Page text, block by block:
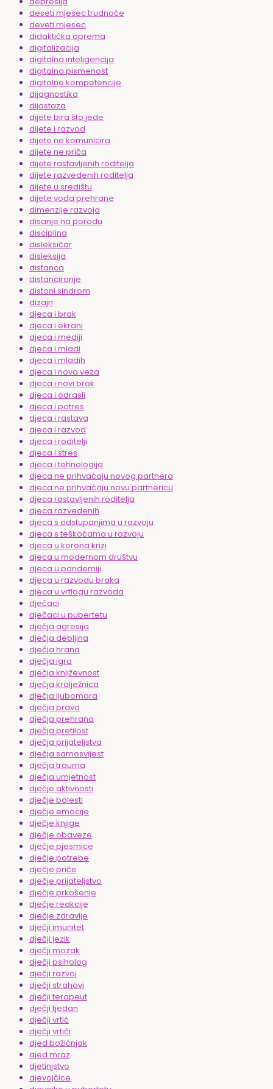
deseti mjesec trudnoće
deveti mjesec
didaktička oprema
digitalizacija
digitalna inteligencija
digitalna pismenost
digitalne kompetencije
dijagnostika
dijastaza
dijete bira što jede
dijete i razvod
dijete ne komunicira
dijete ne priča
dijete rastavljenih roditelja
dijete razvedenih roditelja
dijete u središtu
dijete vođa prehrane
dimenzije razvoja
disanje na porodu
disciplina
disleksičar
disleksija
distanca
distanciranje
distoni sindrom
dizajn
djeca i brak
djeca i ekrani
djeca i mediji
djeca i mladi
djeca i mladih
djeca i nova veza
djeca i novi brak
djeca i odrasli
djeca i potres
djeca i rastava
djeca i razvod
djeca i roditelji
djeca i stres
djeca i tehnologija
djeca ne prihvaćaju novog partnera
djeca ne prihvaćaju novu partnericu
djeca rastavljenih roditelja
djeca razvedenih
djeca s odstupanjima u razvoju
djeca s teškoćama u razvoju
djeca u korona krizi
djeca u modernom društvu
djeca u pandemiji
djeca u razvodu braka
djeca u vrtlogu razvoda
dječaci
dječaci u pubertetu
dječja agresija
dječja debljina
dječja hrana
dječja igra
dječja književnost
dječja kralježnica
dječja ljubomora
dječja prava
dječja prehrana
dječja pretilost
dječja prijateljstva
dječja samosvijest
dječja trauma
dječja umjetnost
dječje aktivnosti
dječje bolesti
dječje emocije
dječje knjige
dječje obaveze
dječje pjesmice
dječje potrebe
dječje priče
dječje prijateljstvo
dječje prkošenje
dječje reakcije
dječje zdravlje
dječji imunitet
dječji jezik
dječji mozak
dječji psiholog
dječji razvoj
dječji strahovi
dječji terapeut
dječji tjedan
dječji vrtić
dječji vrtići
djed božićnjak
djed mraz
djetinjstvo
djevojčice